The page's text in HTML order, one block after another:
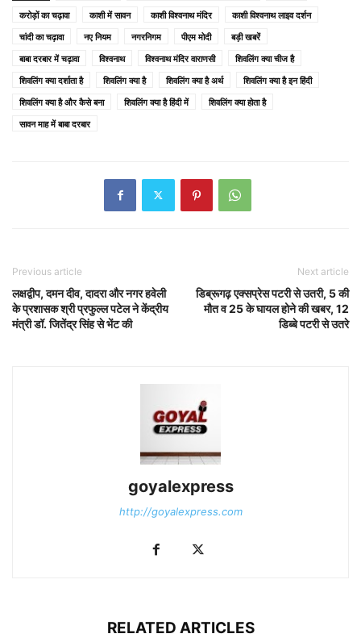
करोड़ों का चढ़ावा
काशी में सावन काशी विश्वनाथ मंदिर
काशी विश्वनाथ लाइव दर्शन
चांदी का चढ़ावा
नए नियम नगरनिगम पीएम मोदी
बड़ी खबरें
बाबा दरबार में चढ़ावा
विश्वनाथ विश्वनाथ मंदिर वाराणसी
शिवलिंग क्या चीज है
शिवलिंग क्या दर्शाता है
शिवलिंग क्या है शिवलिंग क्या है अर्थ
शिवलिंग क्या है इन हिंदी
शिवलिंग क्या है और कैसे बना
शिवलिंग क्या है हिंदी में
शिवलिंग क्या होता है
सावन माह में बाबा दरबार
Previous article
लक्षद्वीप, दमन दीव, दादरा और नगर हवेली
के प्रशासक श्री प्रफुल्ल पटेल ने केंद्रीय
मंत्री डॉ. जितेंद्र सिंह से भेंट की
Next article
डिब्रूगढ़ एक्सप्रेस पटरी से उतरी, 5 की
मौत व 25 के घायल होने की खबर, 12
डिब्बे पटरी से उतरे
goyalexpress
http://goyalexpress.com
RELATED ARTICLES